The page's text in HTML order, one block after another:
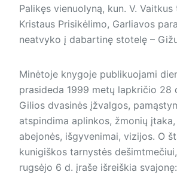
Palikęs vienuolyną, kun. V.
Kristaus Prisikėlimo, Garliavos
neatvyko į dabartinę stotelę –
Minėtoje knygoje publikuojami
prasideda 1999 metų lapkričio 28
Gilios dvasinės įžvalgos,
atspindima aplinkos, žmonių
abejonės, išgyvenimai, vizijos. O
kunigiškos tarnystės
rugsėjo 6 d. įraše išreiškia